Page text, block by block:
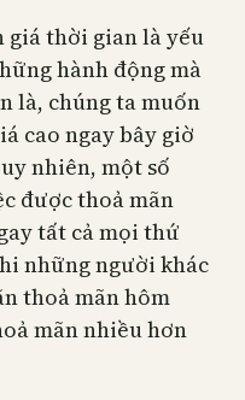
giá thời gian là yếu
hành động mà
là, chúng ta muốn
cao ngay bây giờ
nhiên, một số
được thoả mãn
tất cả mọi thứ
những người khác
thoả mãn hôm
mãn nhiều hơn